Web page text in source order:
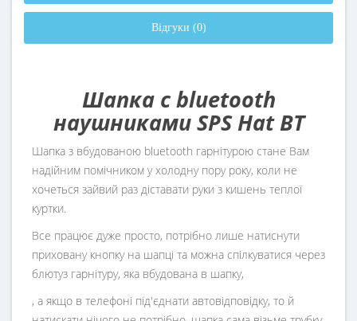
Відгуки (0)
Шапка с bluetooth
наушниками SPS Hat BT
Шапка з вбудованою bluetooth гарнітурою стане Вам
надійним помічником у холодну пору року, коли не
хочеться зайвий раз діставати руки з кишень теплої
куртки.
Все працює дуже просто, потрібно лише натиснути
приховану кнопку на шапці та можна спілкуватися через
блютуз гарнітуру, яка вбудована в шапку,
, а якщо в телефоні під'єднати автовідповідку, то й